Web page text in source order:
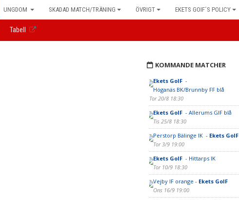
UNGDOM SKADAD MATCH/TRÄNING ÖVRIGT EKETS GOIF´S POLICY
Tabell
KOMMANDE MATCHER
Ekets GoIF -
Höganäs BK/Brunnby FF blå
Tor 20/8 18:30
Ekets GoIF - Allerums GIF blå
Tis 25/8 18:30
Perstorp Bälinge IK - Ekets GoIF
Tor 3/9 19:00
Ekets GoIF - Hittarps IK
Tor 10/9 18:30
Vejby IF orange - Ekets GoIF
Ons 16/9 19:00